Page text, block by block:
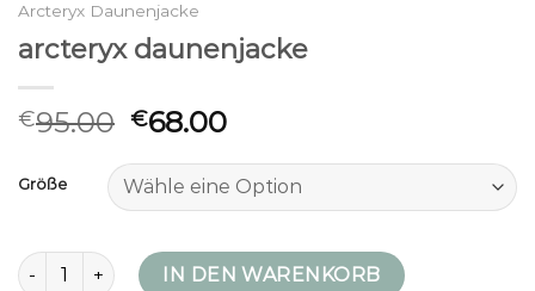
Arcteryx Daunenjacke
arcteryx daunenjacke
€95.00 €68.00
Größe
arcteryx daunenjacke MengeIN DEN WARENKORB